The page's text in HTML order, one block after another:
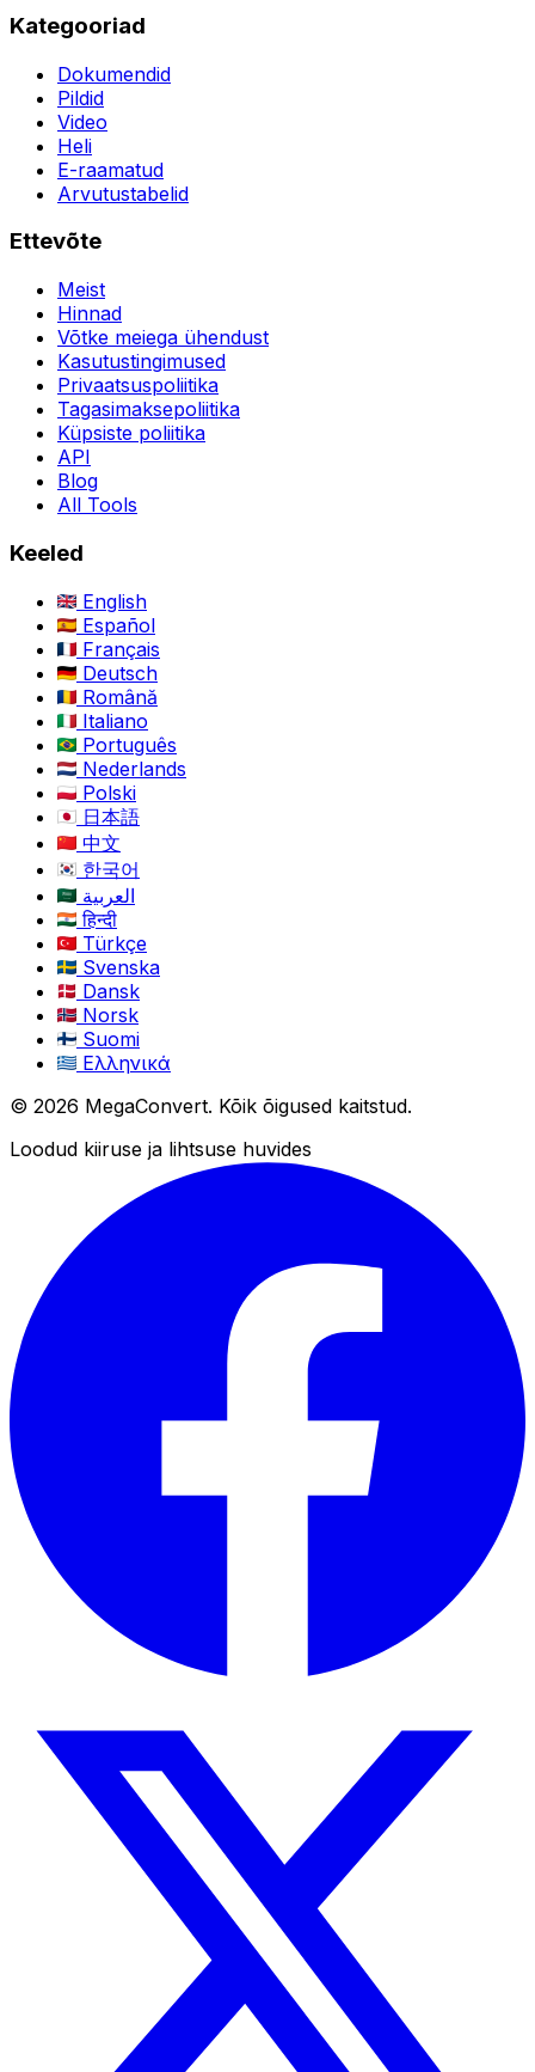
Kategooriad
Dokumendid
Pildid
Video
Heli
E-raamatud
Arvutustabelid
Ettevõte
Meist
Hinnad
Võtke meiega ühendust
Kasutustingimused
Privaatsuspoliitika
Tagasimaksepoliitika
Küpsiste poliitika
API
Blog
All Tools
Keeled
English
Español
Français
Deutsch
Română
Italiano
Português
Nederlands
Polski
日本語
中文
한국어
العربية
हिन्दी
Türkçe
Svenska
Dansk
Norsk
Suomi
Ελληνικά
© 2026 MegaConvert. Kõik õigused kaitstud.
Loodud kiiruse ja lihtsuse huvides